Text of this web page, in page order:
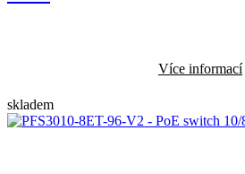
Více informací
skladem